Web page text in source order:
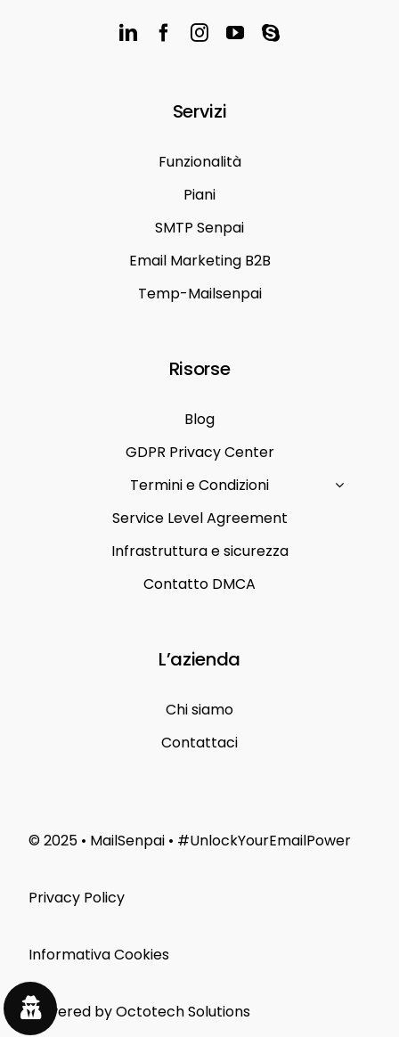
Servizi
Funzionalità
Piani
SMTP Senpai
Email Marketing B2B
Temp-Mailsenpai
Risorse
Blog
GDPR Privacy Center
Termini e Condizioni
Service Level Agreement
Infrastruttura e sicurezza
Contatto DMCA
L’azienda
Chi siamo
Contattaci
© 2025 • MailSenpai • #UnlockYourEmailPower
Privacy Policy
Informativa Cookies
Powered by Octotech Solutions